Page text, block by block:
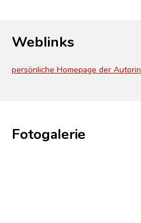
Weblinks
persönliche Homepage der Autorin
Fotogalerie